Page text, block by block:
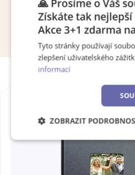
🙏 Prosíme o Váš
Získáte tak nejlepší
Akce 3+1 zdarma
Tyto stránky používají
zlepšení uživatelského
informací
ZOBRAZIT
Nezbytně
nutné
soubory
Výkonové